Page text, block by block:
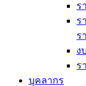
ร
ร
ร
ง
ร
บุคลากร